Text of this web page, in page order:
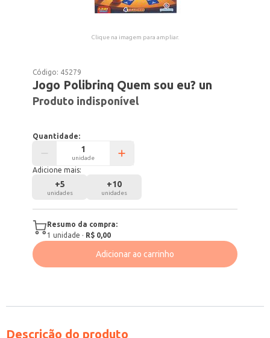
Clique na imagem para ampliar.
Código: 45279
Jogo Polibrinq Quem sou eu? un
Produto indisponível
Quantidade:
unidade
Adicione mais:
+5
unidades
+10
unidades
Resumo da compra:
1 unidade · R$ 0,00
Adicionar ao carrinho
Descrição do produto